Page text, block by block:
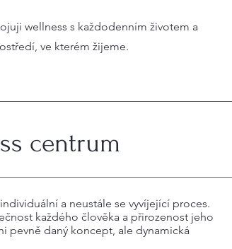
wellness s každodenním životem a
ve kterém žijeme.
centrum
a neustále se vyvíjející proces.
každého člověka a přirozenost jeho
pevně daný koncept, ale dynamická